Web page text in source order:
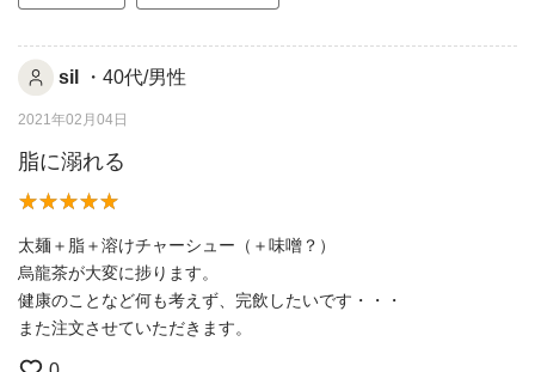
sil ・40代/男性
2021年02月04日
脂に溺れる
太麺＋脂＋溶けチャーシュー（＋味噌？）
烏龍茶が大変に捗ります。
健康のことなど何も考えず、完飲したいです・・・
また注文させていただきます。